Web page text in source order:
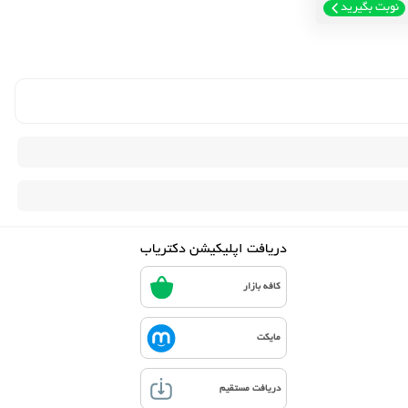
نوبت بگیرید
دریافت اپلیکیشن دکتریاب
کافه بازار
مایکت
دریافت مستقیم